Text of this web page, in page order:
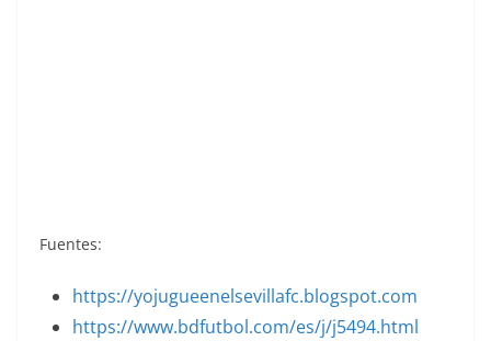
Fuentes:
https://yojugueenelsevillafc.blogspot.com
https://www.bdfutbol.com/es/j/j5494.html